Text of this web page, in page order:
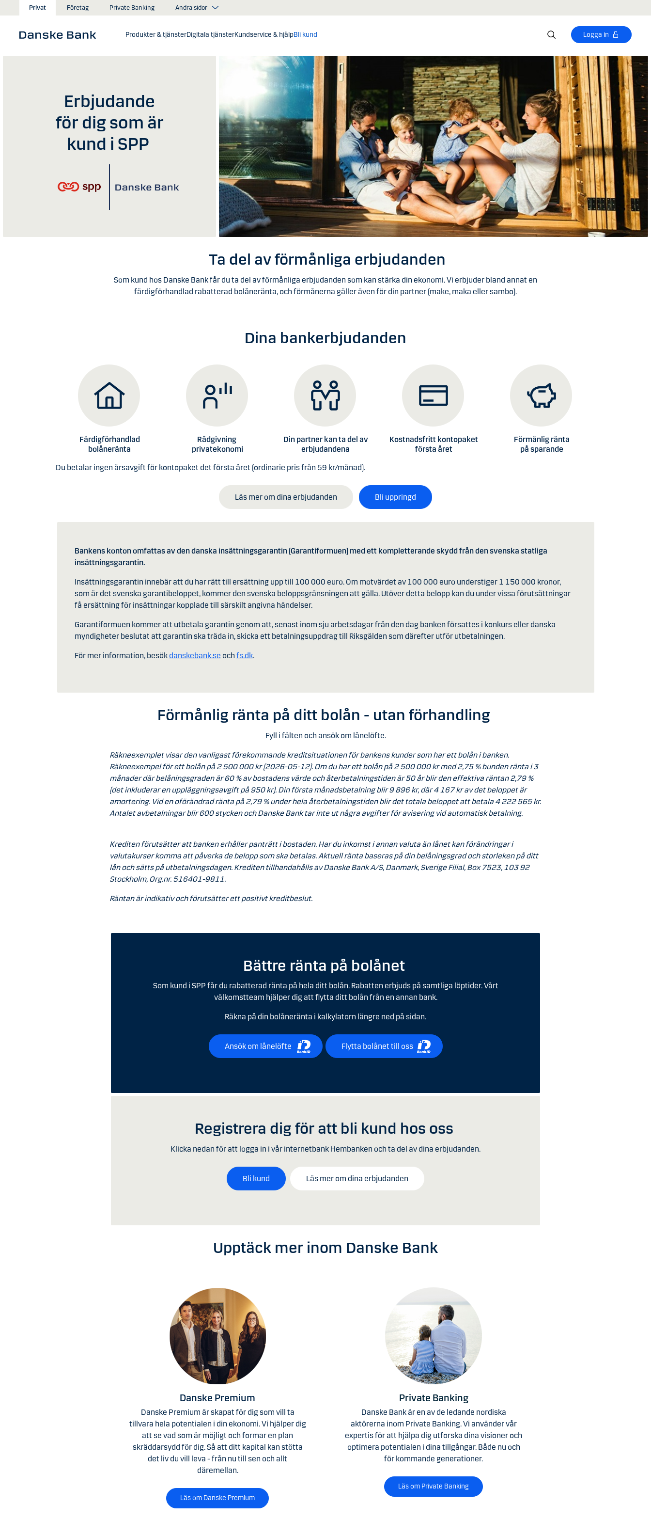
Gå till huvudinnehåll
Privat Företag Private Banking Andra sidor
Produkter & tjänsterDigitala tjänsterKundservice & hjälpBli kund Logga in
Erbjudande
för dig som är
kund i SPP
Ta del av förmånliga erbjudanden
Som kund hos Danske Bank får du ta del av förmånliga erbjudanden som kan stärka din ekonomi. Vi erbjuder bland annat en
färdigförhandlad rabatterad bolåneränta, och förmånerna gäller även för din partner (make, maka eller sambo).
Dina bankerbjudanden
Färdigförhandlad
bolåneränta
Rådgivning
privatekonomi
Din partner kan ta del av
erbjudandena
Kostnadsfritt kontopaket
första året
Förmånlig ränta
på sparande
Du betalar ingen årsavgift för kontopaket det första året (ordinarie pris från 59 kr/månad).
Läs mer om dina erbjudanden Bli uppringd
Bankens konton omfattas av den danska insättningsgarantin (Garantiformuen) med ett kompletterande skydd från den svenska statliga
insättningsgarantin.
Insättningsgarantin innebär att du har rätt till ersättning upp till 100 000 euro. Om motvärdet av 100 000 euro understiger 1 150 000 kronor,
som är det svenska garantibeloppet, kommer den svenska beloppsgränsningen att gälla. Utöver detta belopp kan du under vissa förutsättningar
få ersättning för insättningar kopplade till särskilt angivna händelser.
Garantiformuen kommer att utbetala garantin genom att, senast inom sju arbetsdagar från den dag banken försattes i konkurs eller danska
myndigheter beslutat att garantin ska träda in, skicka ett betalningsuppdrag till Riksgälden som därefter utför utbetalningen.
För mer information, besök danskebank.se och fs.dk.
Förmånlig ränta på ditt bolån - utan förhandling
Fyll i fälten och ansök om lånelöfte.
Räkneexemplet visar den vanligast förekommande kreditsituationen för bankens kunder som har ett bolån i banken.
Räkneexempel för ett bolån på 2 500 000 kr (2026-05-12). Om du har ett bolån på 2 500 000 kr med 2,75 % bunden ränta i 3
månader där belåningsgraden är 60 % av bostadens värde och återbetalningstiden är 50 år blir den effektiva räntan 2,79 %
(det inkluderar en uppläggningsavgift på 950 kr). Din första månadsbetalning blir 9 896 kr, där 4 167 kr av det beloppet är
amortering. Vid en oförändrad ränta på 2,79 % under hela återbetalningstiden blir det totala beloppet att betala 4 222 565 kr.
Antalet avbetalningar blir 600 stycken och Danske Bank tar inte ut några avgifter för avisering vid automatisk betalning.
Krediten förutsätter att banken erhåller panträtt i bostaden. Har du inkomst i annan valuta än lånet kan förändringar i
valutakurser komma att påverka de belopp som ska betalas. Aktuell ränta baseras på din belåningsgrad och storleken på ditt
lån och sätts på utbetalningsdagen. Krediten tillhandahålls av Danske Bank A/S, Danmark, Sverige Filial, Box 7523, 103 92
Stockholm, Org.nr. 516401-9811.
Räntan är indikativ och förutsätter ett positivt kreditbeslut.
Bättre ränta på bolånet
Som kund i SPP får du rabatterad ränta på hela ditt bolån. Rabatten erbjuds på samtliga löptider. Vårt
välkomstteam hjälper dig att flytta ditt bolån från en annan bank.
Räkna på din bolåneränta i kalkylatorn längre ned på sidan.
Ansök om lånelöfte Flytta bolånet till oss
Registrera dig för att bli kund hos oss
Klicka nedan för att logga in i vår internetbank Hembanken och ta del av dina erbjudanden.
Bli kund Läs mer om dina erbjudanden
Upptäck mer inom Danske Bank
Danske Premium
Danske Premium är skapat för dig som vill ta
tillvara hela potentialen i din ekonomi. Vi hjälper dig
att se vad som är möjligt och formar en plan
skräddarsydd för dig. Så att ditt kapital kan stötta
det liv du vill leva - från nu till sen och allt
däremellan.
Läs om Danske Premium
Private Banking
Danske Bank är en av de ledande nordiska
aktörerna inom Private Banking. Vi använder vår
expertis för att hjälpa dig utforska dina visioner och
optimera potentialen i dina tillgångar. Både nu och
för kommande generationer.
Läs om Private Banking